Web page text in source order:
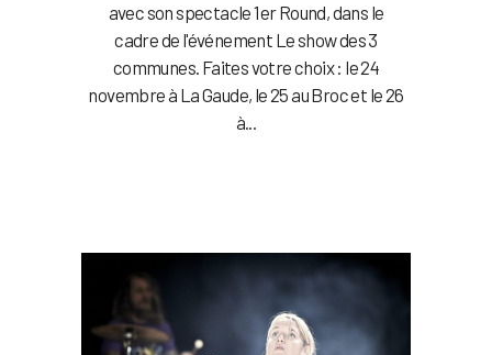
avec son spectacle 1er Round, dans le
cadre de l'événement Le show des 3
communes. Faites votre choix : le 24
novembre à La Gaude, le 25 au Broc et le 26
à...